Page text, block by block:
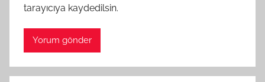
tarayıcıya kaydedilsin.